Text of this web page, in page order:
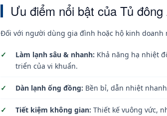
Ưu điểm nổi bật của Tủ
Đối với người dùng gia đình hoặc hộ kinh doanh
Làm lạnh sâu & nhanh: Khả năng hạ nhiệt
triển của vi khuẩn.
Dàn lạnh ống đồng: Bền bỉ, dẫn nhiệt
Tiết kiệm không gian: Thiết kế vuông vức,